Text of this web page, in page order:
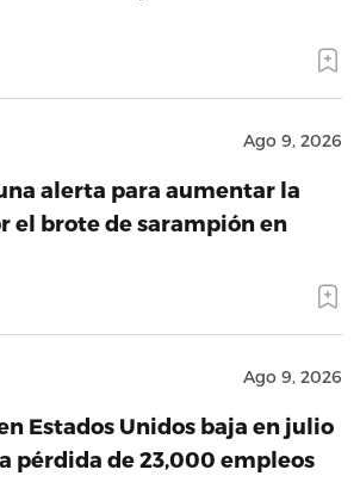
Ago 9, 2026
alerta para aumentar la
el brote de sarampión en
Ago 9, 2026
Estados Unidos baja en julio
pérdida de 23,000 empleos